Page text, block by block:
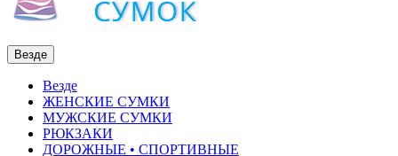
Везде
Везде
ЖЕНСКИЕ СУМКИ
МУЖСКИЕ СУМКИ
РЮКЗАКИ
ДОРОЖНЫЕ • СПОРТИВНЫЕ